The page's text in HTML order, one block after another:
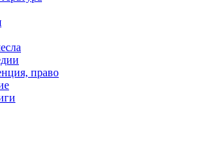
право